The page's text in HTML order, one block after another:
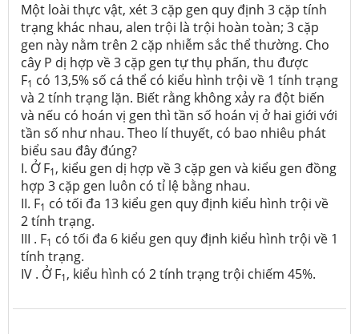
Một loài thực vật, xét 3 cặp gen quy định 3 cặp tính
trạng khác nhau, alen trội là trội hoàn toàn; 3 cặp
gen này nằm trên 2 cặp nhiễm sắc thể thường. Cho
cây P dị hợp về 3 cặp gen tự thụ phấn, thu được
F1 có 13,5% số cá thể có kiểu hình trội về 1 tính trạng
và 2 tính trạng lặn. Biết rằng không xảy ra đột biến
và nếu có hoán vị gen thì tần số hoán vị ở hai giới với
tần số như nhau. Theo lí thuyết, có bao nhiêu phát
biểu sau đây đúng?
I. Ở F1, kiểu gen dị hợp về 3 cặp gen và kiểu gen đồng
hợp 3 cặp gen luôn có tỉ lệ bằng nhau.
II. F1 có tối đa 13 kiểu gen quy định kiểu hình trội về
2 tính trạng.
III . F1 có tối đa 6 kiểu gen quy định kiểu hình trội về 1
tính trạng.
IV . Ở F1, kiểu hình có 2 tính trạng trội chiếm 45%.